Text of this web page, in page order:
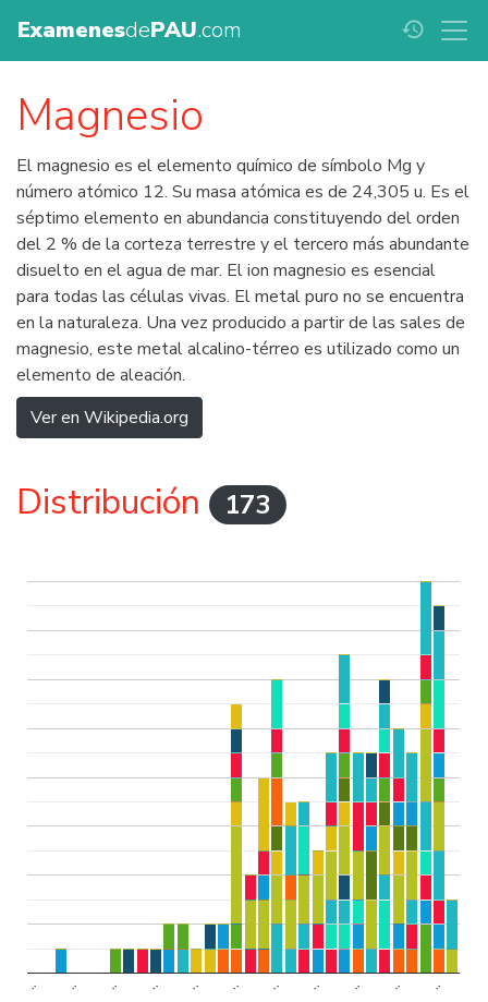
ExamenesdePAU.com history
Magnesio
El magnesio es el elemento químico de símbolo Mg y
número atómico 12. Su masa atómica es de 24,305 u. Es el
séptimo elemento en abundancia constituyendo del orden
del 2 % de la corteza terrestre y el tercero más abundante
disuelto en el agua de mar. El ion magnesio es esencial
para todas las células vivas. El metal puro no se encuentra
en la naturaleza. Una vez producido a partir de las sales de
magnesio, este metal alcalino-térreo es utilizado como un
elemento de aleación.
Ver en Wikipedia.org
Distribución 173
.. .. .. .. .. .. .. .. .. .. ..